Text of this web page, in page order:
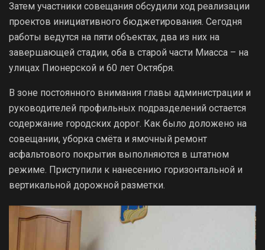
Затем участники совещания обсудили ход реализации
проектов инициативного бюджетирования. Сегодня
работы ведутся на пяти объектах, два из них на
завершающей стадии, оба в старой части Миасса – на
улицах Пионерской и 60 лет Октября.
В зоне постоянного внимания главы администрации и
руководителей профильных подразделений остается
содержание городских дорог. Как было доложено на
совещании, уборка смёта и ямочный ремонт
асфальтового покрытия выполняются в штатном
режиме. Приступили к нанесению горизонтальной и
вертикальной дорожной разметки.